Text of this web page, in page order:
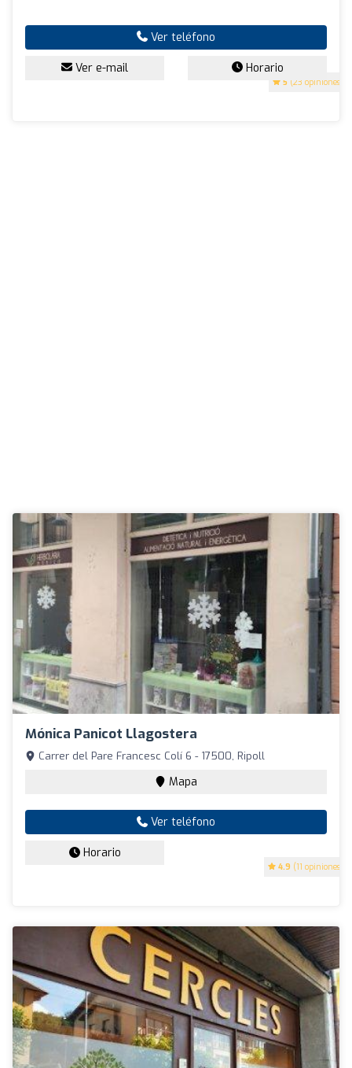
5 (23 opiniones)
Ver teléfono
Ver e-mail Horario
Mónica Panicot Llagostera
4.9 (11 opiniones)
Carrer del Pare Francesc Colí 6 - 17500, Ripoll
Mapa
Ver teléfono
Horario